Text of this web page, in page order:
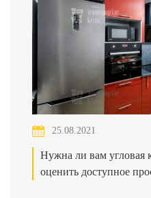
25.08.2021
Нужна ли вам угловая
оценить доступное